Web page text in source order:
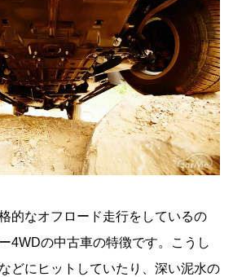
的なオフロード走行をしているの
4WDの中古車の特徴です。こうし
どにヒットしていたり、深い泥水の